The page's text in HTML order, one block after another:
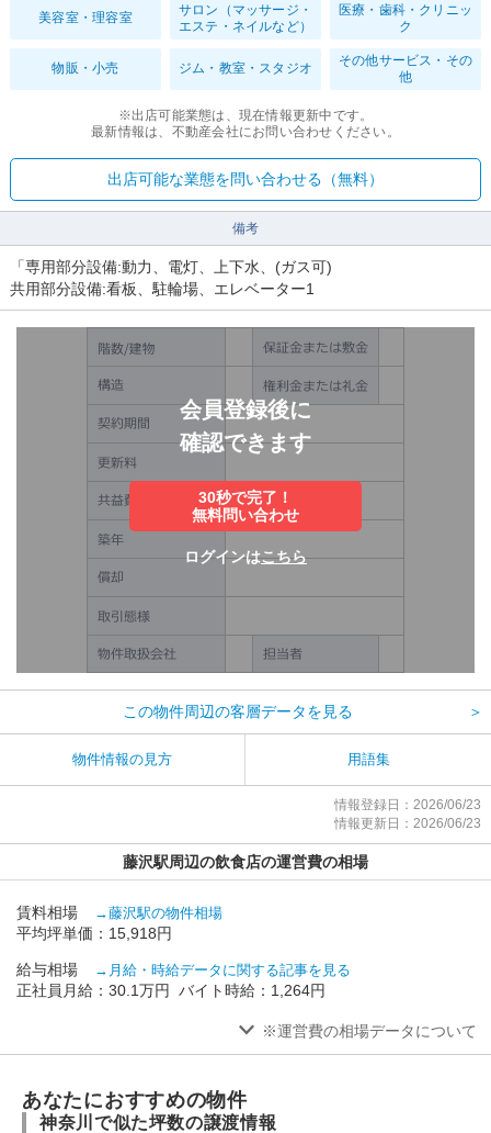
美容室・理容室
サロン（マッサージ・
エステ・ネイルなど）
医療・歯科・クリニッ
ク
物販・小売 ジム・教室・スタジオ
その他サービス・その
他
※出店可能業態は、現在情報更新中です。
最新情報は、不動産会社にお問い合わせください。
出店可能な業態を問い合わせる（無料）
備考
「専用部分設備:動力、電灯、上下水、(ガス可)
共用部分設備:看板、駐輪場、エレベーター1
会員登録後に
確認できます
30秒で完了！
無料問い合わせ
ログインはこちら
この物件周辺の客層データを見る ＞
物件情報の見方 用語集
情報登録日：2026/06/23
情報更新日：2026/06/23
藤沢駅周辺の飲食店の運営費の相場
賃料相場 →藤沢駅の物件相場
平均坪単価：15,918円
給与相場 →月給・時給データに関する記事を見る
正社員月給：30.1万円 バイト時給：1,264円
※運営費の相場データについて
あなたにおすすめの物件
神奈川で似た坪数の譲渡情報